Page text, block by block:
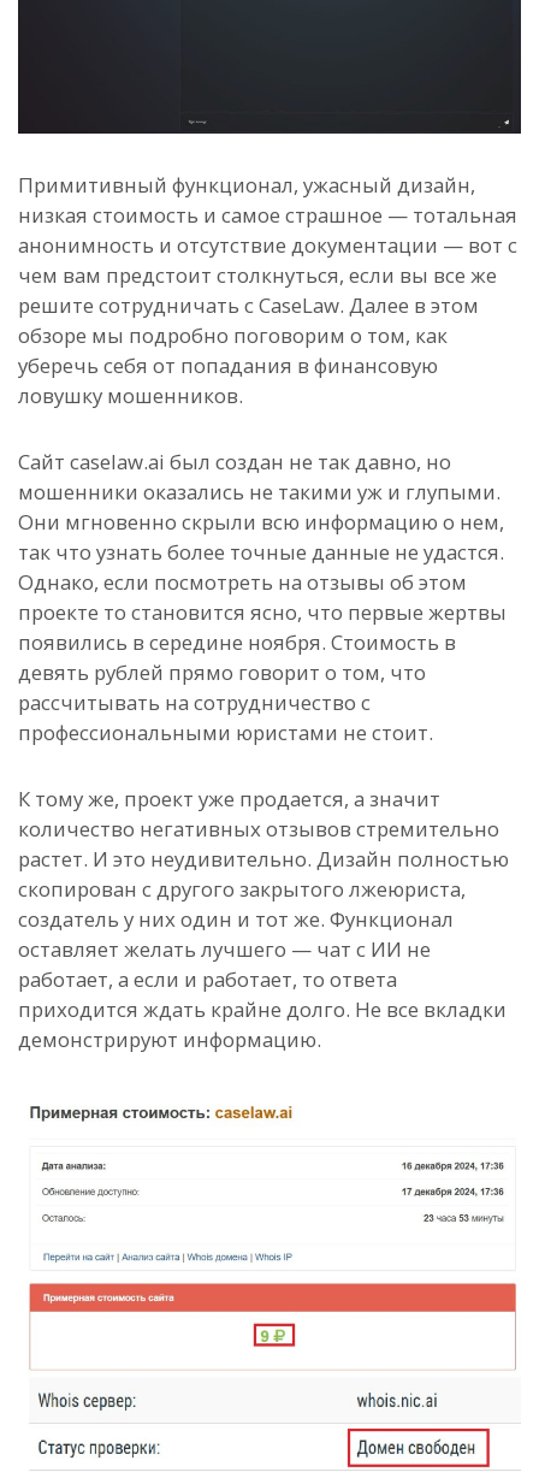
Примитивный функционал, ужасный дизайн,
низкая стоимость и самое страшное — тотальная
анонимность и отсутствие документации — вот с
чем вам предстоит столкнуться, если вы все же
решите сотрудничать с CaseLaw. Далее в этом
обзоре мы подробно поговорим о том, как
уберечь себя от попадания в финансовую
ловушку мошенников.
Сайт caselaw.ai был создан не так давно, но
мошенники оказались не такими уж и глупыми.
Они мгновенно скрыли всю информацию о нем,
так что узнать более точные данные не удастся.
Однако, если посмотреть на отзывы об этом
проекте то становится ясно, что первые жертвы
появились в середине ноября. Стоимость в
девять рублей прямо говорит о том, что
рассчитывать на сотрудничество с
профессиональными юристами не стоит.
К тому же, проект уже продается, а значит
количество негативных отзывов стремительно
растет. И это неудивительно. Дизайн полностью
скопирован с другого закрытого лжеюриста,
создатель у них один и тот же. Функционал
оставляет желать лучшего — чат с ИИ не
работает, а если и работает, то ответа
приходится ждать крайне долго. Не все вкладки
демонстрируют информацию.